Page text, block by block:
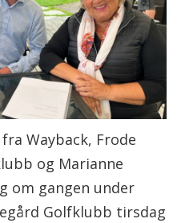
fra Wayback, Frode
og Marianne
om gangen under
Golfklubb tirsdag